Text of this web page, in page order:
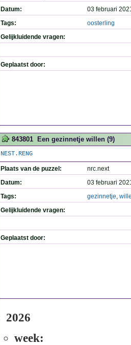
Datum:
03 februari
Tags:
oosterling
Gelijkluidende vragen:
Geplaatst door:
843801 Een gezinnetje willen (9)
NEST.RENG
Plaats van de puzzel:
nrc.next
Datum:
03 februari
Tags:
gezinnetje,
Gelijkluidende vragen:
Geplaatst door:
2026
week: